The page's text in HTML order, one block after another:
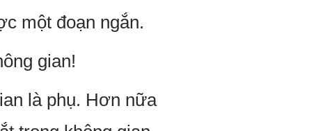
một đoạn ngắn.
gian!
là phụ. Hơn nữa